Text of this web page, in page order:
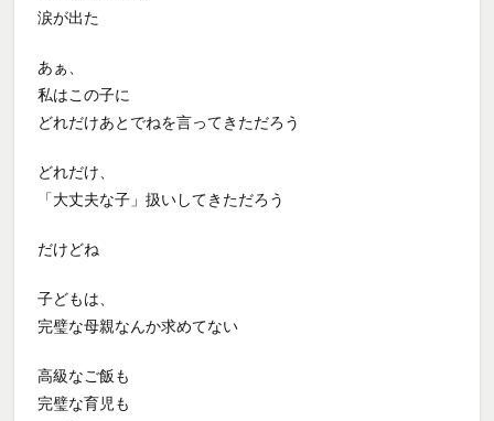
涙が出た
あぁ、
私はこの子に
どれだけあとでねを言ってきただろう
どれだけ、
「大丈夫な子」扱いしてきただろう
だけどね
子どもは、
完璧な母親なんか求めてない
高級なご飯も
完璧な育児も